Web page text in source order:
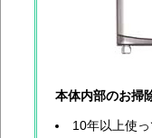
本体内部のお掃
10年以上使